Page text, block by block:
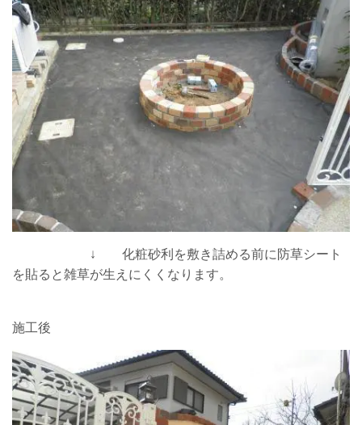
↓ 化粧砂利を敷き詰める前に防草シート
を貼ると雑草が生えにくくなります。
施工後